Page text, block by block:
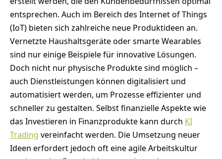
entsprechen. Auch im Bereich des Internet of Things
(IoT) bieten sich zahlreiche neue Produktideen an.
Vernetzte Haushaltsgeräte oder smarte Wearables
sind nur einige Beispiele für innovative Lösungen.
Doch nicht nur physische Produkte sind möglich –
auch Dienstleistungen können digitalisiert und
automatisiert werden, um Prozesse effizienter und
schneller zu gestalten. Selbst finanzielle Aspekte wie
das Investieren in Finanzprodukte kann durch KI
Trading vereinfacht werden. Die Umsetzung neuer
Ideen erfordert jedoch oft eine agile Arbeitskultur